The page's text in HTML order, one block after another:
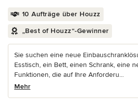
10 Aufträge über Houzz
„Best of Houzz“-Gewinner
Sie suchen eine neue
Esstisch, ein Bett, einen Schrank, eine
Funktionen, die auf Ihre Anforderu...
Mehr